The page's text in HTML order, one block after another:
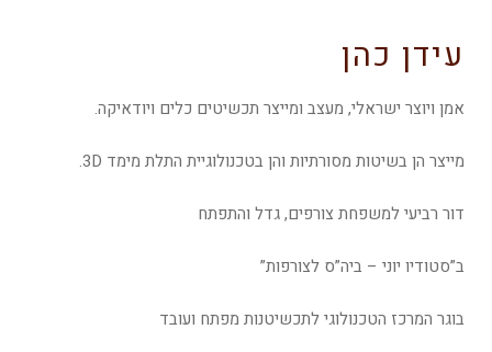
עידן כהן
אמן ויוצר ישראלי, מעצב ומייצר תכשיטים כלים ויודאיקה.
מייצר הן בשיטות מסורתיות והן בטכנולוגיית התלת מימד 3D.
דור רביעי למשפחת צורפים, גדל והתפתח
ב”סטודיו יוני – ביה”ס לצורפות”
בוגר המרכז הטכנולוגי לתכשיטנות מפתח ועובד